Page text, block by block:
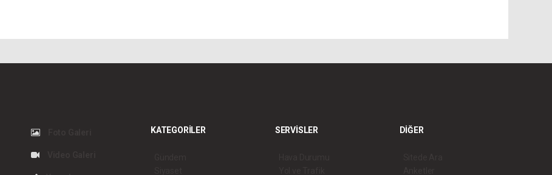
KATEGORİLER SERVİSLER DİĞER